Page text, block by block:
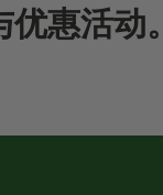
惠活动。